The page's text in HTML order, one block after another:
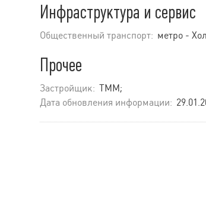
Инфраструктура и сервис
Общественный транспорт: метро -
Прочее
Застройщик: ТММ;
Дата обновления информации: